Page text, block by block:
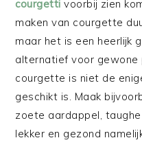
courgetti voorbij zien
maken van courgette
maar het is een heerlijk
alternatief voor gewone
courgette is niet de
geschikt is. Maak
zoete aardappel,
lekker en gezond